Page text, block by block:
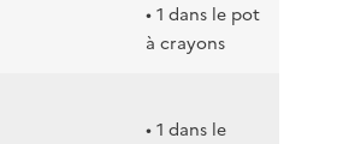
• 1 dans le pot
à crayons
• 1 dans le